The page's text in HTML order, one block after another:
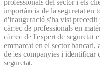
professionals del sector i els
importància de la seguretat en
d'inauguració s'ha vist precedit
càrrec de professionals en
càrrec de l'expert de seguretat
emmarcat en el sector
de les companyies i identificar
seguretat.